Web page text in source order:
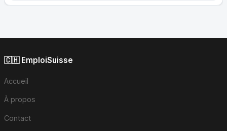
🇨🇭 EmploiSuisse
Accueil
À propos
Contact